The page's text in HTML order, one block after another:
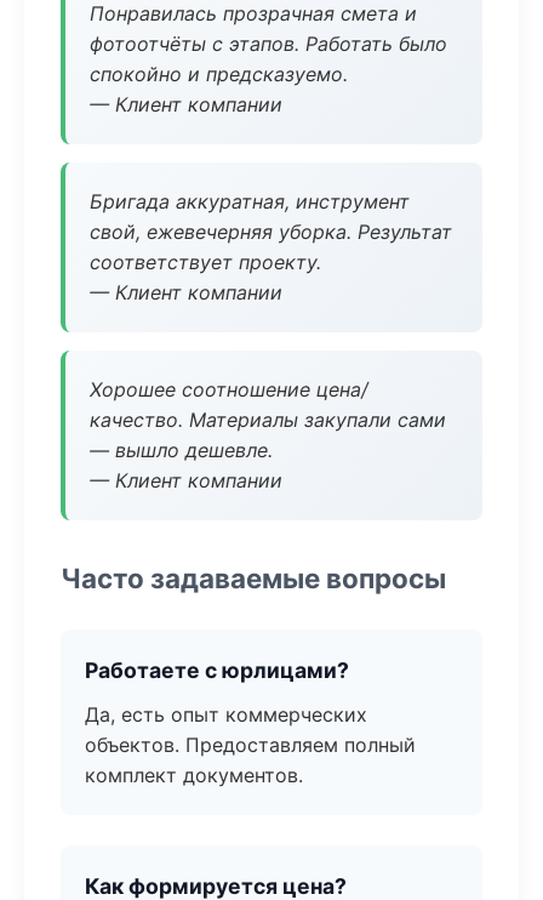
Понравилась прозрачная смета и
фотоотчёты с этапов. Работать было
спокойно и предсказуемо.
— Клиент компании
Бригада аккуратная, инструмент
свой, ежевечерняя уборка. Результат
соответствует проекту.
— Клиент компании
Хорошее соотношение цена/
качество. Материалы закупали сами
— вышло дешевле.
— Клиент компании
Часто задаваемые вопросы
Работаете с юрлицами?
Да, есть опыт коммерческих
объектов. Предоставляем полный
комплект документов.
Как формируется цена?